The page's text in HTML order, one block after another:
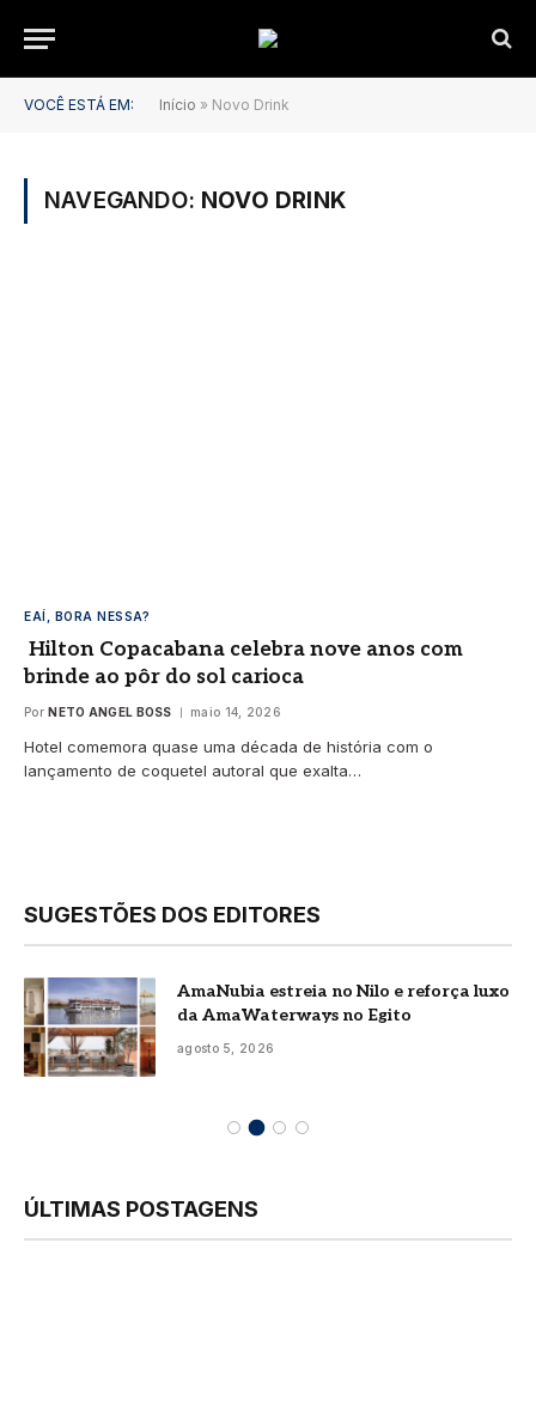
VOCÊ ESTÁ EM: Início » Novo Drink
NAVEGANDO: NOVO DRINK
EAÍ, BORA NESSA?
Hilton Copacabana celebra nove anos com
brinde ao pôr do sol carioca
Por NETO ANGEL BOSS maio 14, 2026
Hotel comemora quase uma década de história com o
lançamento de coquetel autoral que exalta…
SUGESTÕES DOS EDITORES
AmaNubia estreia no Nilo e reforça luxo
da AmaWaterways no Egito
agosto 5, 2026
ÚLTIMAS POSTAGENS